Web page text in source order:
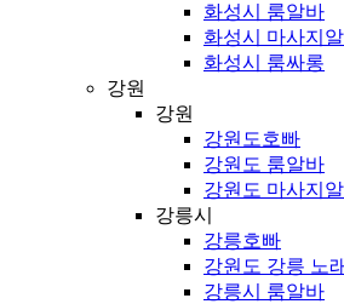
화성시 룸알바
화성시 마사지
화성시 룸싸롱
강원
강원
강원도호빠
강원도 룸알바
강원도 마사지
강릉시
강릉호빠
강원도 강릉 노
강릉시 룸알바